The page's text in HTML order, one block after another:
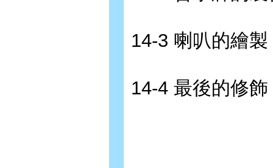
14-3 喇叭的繪製
14-4 最後的修飾